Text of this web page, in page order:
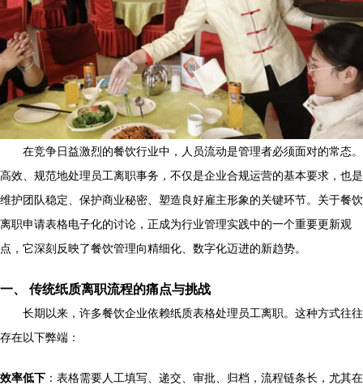
在竞争日益激烈的餐饮行业中，人员流动是管理者必须面对的常态。
高效、规范地处理员工离职事务，不仅是企业合规运营的基本要求，也是
维护团队稳定、保护商业秘密、塑造良好雇主形象的关键环节。关于餐饮
离职申请表格电子化的讨论，正成为行业管理实践中的一个重要更新观
点，它深刻反映了餐饮管理向精细化、数字化迈进的新趋势。
一、 传统纸质离职流程的痛点与挑战
长期以来，许多餐饮企业依赖纸质表格处理员工离职。这种方式往往
存在以下弊端：
效率低下 ：表格需要人工填写、递交、审批、归档，流程链条长，尤其在